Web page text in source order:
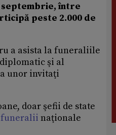
septembrie, între
peste 2.000 de
a asista la funeraliile
şi al
unor invitaţi
doar şefii de state
funeralii naţionale